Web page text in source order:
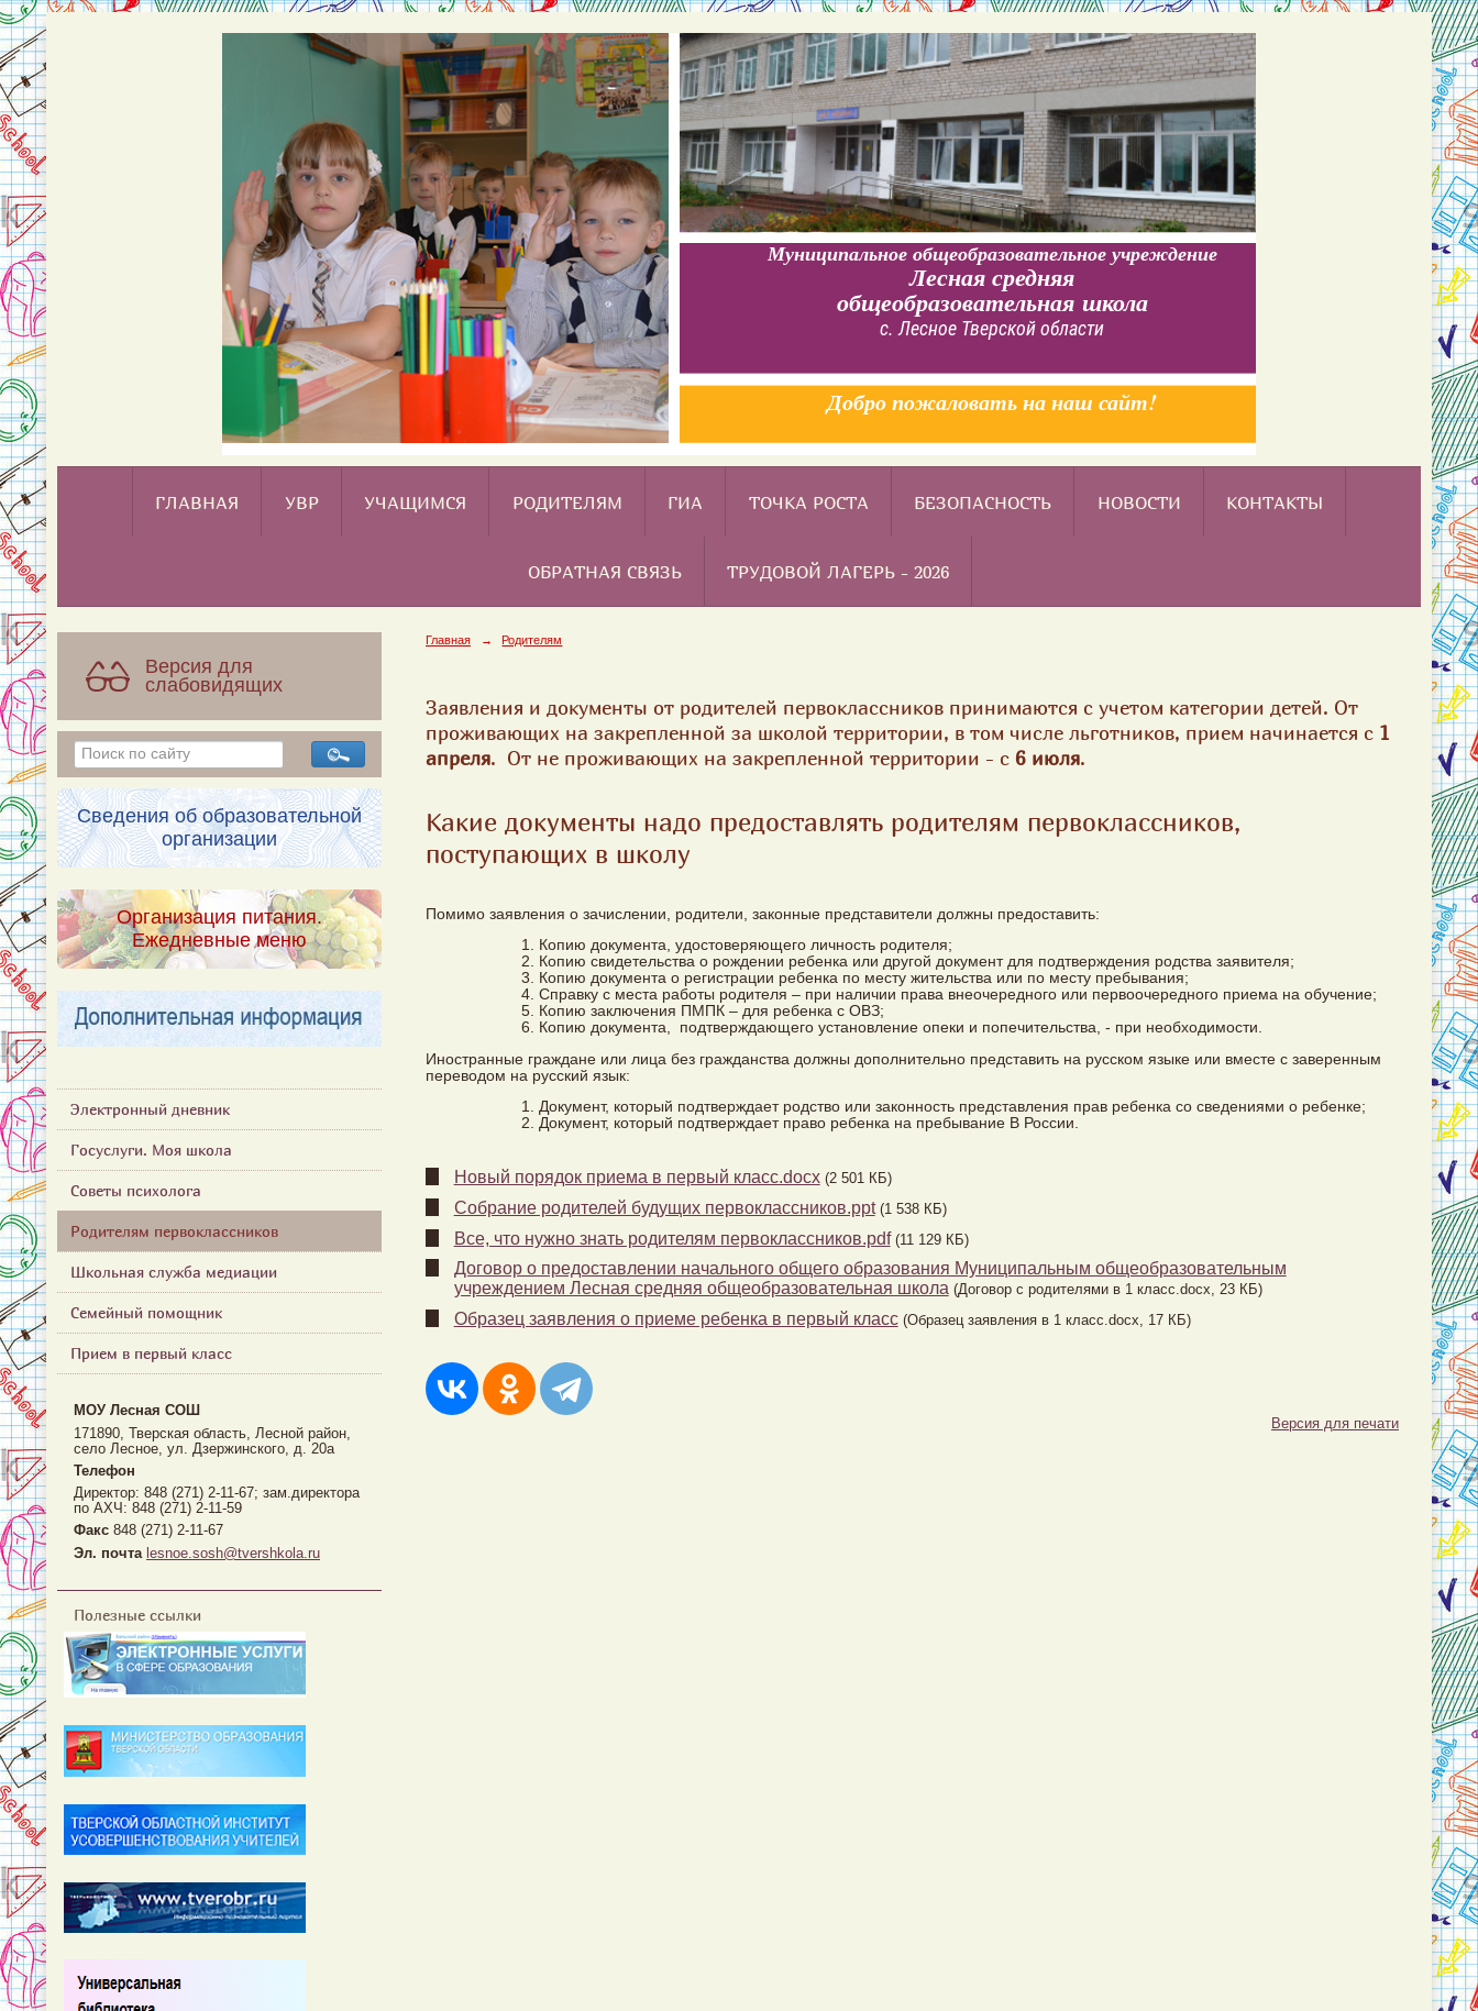
Муниципальное общеобразовательное учреждение
Лесная средняя
общеобразовательная школа
с. Лесное Тверской области
Добро пожаловать на наш сайт!
ГЛАВНАЯ УВР УЧАЩИМСЯ РОДИТЕЛЯМ ГИА ТОЧКА РОСТА БЕЗОПАСНОСТЬ НОВОСТИ КОНТАКТЫ
ОБРАТНАЯ СВЯЗЬ ТРУДОВОЙ ЛАГЕРЬ - 2026
Версия для
слабовидящих
Сведения об образовательной
организации
Организация питания.
Ежедневные меню
Электронный дневник
Госуслуги. Моя школа
Советы психолога
Родителям первоклассников
Школьная служба медиации
Семейный помощник
Прием в первый класс
МОУ Лесная CОШ
171890, Тверская область, Лесной район,
село Лесное, ул. Дзержинского, д. 20а
Телефон
Директор: 848 (271) 2-11-67; зам.директора
по АХЧ: 848 (271) 2-11-59
Факс 848 (271) 2-11-67
Эл. почта lesnoe.sosh@tvershkola.ru
Полезные ссылки
Главная → Родителям
Заявления и документы от родителей первоклассников принимаются с учетом категории детей. От
проживающих на закрепленной за школой территории, в том числе льготников, прием начинается с 1
апреля. От не проживающих на закрепленной территории - с 6 июля.
Какие документы надо предоставлять родителям первоклассников,
поступающих в школу
Помимо заявления о зачислении, родители, законные представители должны предоставить:
Копию документа, удостоверяющего личность родителя;
Копию свидетельства о рождении ребенка или другой документ для подтверждения родства заявителя;
Копию документа о регистрации ребенка по месту жительства или по месту пребывания;
Справку с места работы родителя – при наличии права внеочередного или первоочередного приема на обучение;
Копию заключения ПМПК – для ребенка с ОВЗ;
Копию документа, подтверждающего установление опеки и попечительства, - при необходимости.
Иностранные граждане или лица без гражданства должны дополнительно представить на русском языке или вместе с заверенным
переводом на русский язык:
Документ, который подтверждает родство или законность представления прав ребенка со сведениями о ребенке;
Документ, который подтверждает право ребенка на пребывание В России.
Новый порядок приема в первый класс.docx (2 501 КБ)
Собрание родителей будущих первоклассников.ppt (1 538 КБ)
Все, что нужно знать родителям первоклассников.pdf (11 129 КБ)
Договор о предоставлении начального общего образования Муниципальным общеобразовательным
учреждением Лесная средняя общеобразовательная школа (Договор с родителями в 1 класс.docx, 23 КБ)
Образец заявления о приеме ребенка в первый класс (Образец заявления в 1 класс.docx, 17 КБ)
Версия для печати